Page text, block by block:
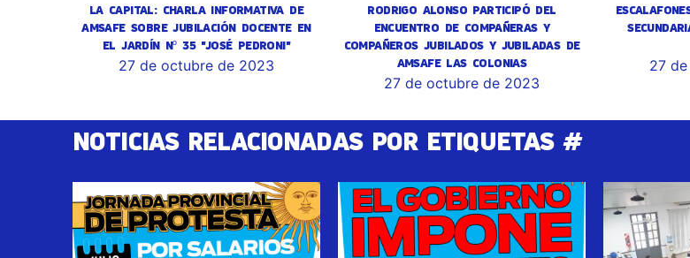
LA CAPITAL: CHARLA INFORMATIVA DE
AMSAFE SOBRE JUBILACIÓN DOCENTE EN
EL JARDÍN Nº 35 "JOSÉ PEDRONI"
27 de octubre de 2023
RODRIGO ALONSO PARTICIPÓ DEL
ENCUENTRO DE COMPAÑERAS Y
COMPAÑEROS JUBILADOS Y JUBILADAS DE
AMSAFE LAS COLONIAS
27 de octubre de 2023
27
NOTICIAS RELACIONADAS POR ETIQUETAS #